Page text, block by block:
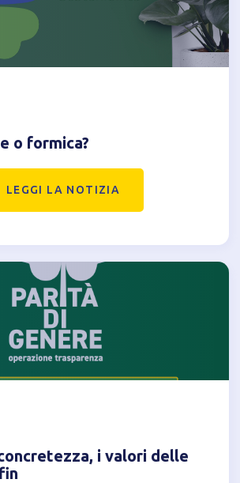
o formica?
LEGGI LA NOTIZIA
i valori delle
l'utilizzo di cookie analitici di terze parti